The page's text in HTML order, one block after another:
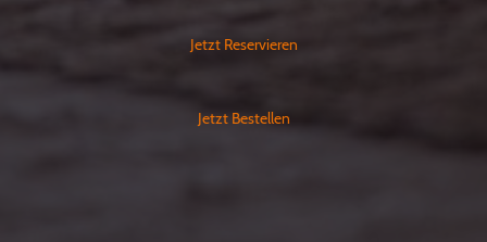
Jetzt Reservieren
Jetzt Bestellen